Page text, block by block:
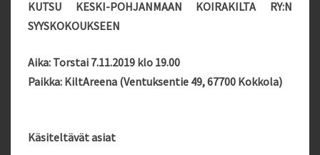
KUTSU KESKI-POHJANMAAN KOIRAKILTA RY:N
SYYSKOKOUKSEEN
Aika: Torstai 7.11.2019 klo 19.00
Paikka: KiltAreena (Ventuksentie 49, 67700 Kokkola)
Käsiteltävät asiat